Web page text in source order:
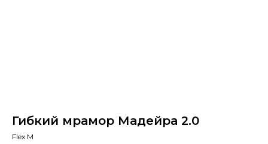
Гибкий мрамор Мадейра 2.0
Flex M